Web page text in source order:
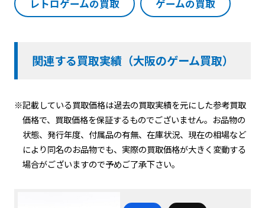
レトロゲームの買取 ゲームの買取
関連する買取実績（大阪のゲーム買取）
※記載している買取価格は過去の買取実績を元にした参考買取
価格で、買取価格を保証するものでございません。お品物の
状態、発行年度、付属品の有無、在庫状況、現在の相場など
により同名のお品物でも、実際の買取価格が大きく変動する
場合がございますので予めご了承下さい。